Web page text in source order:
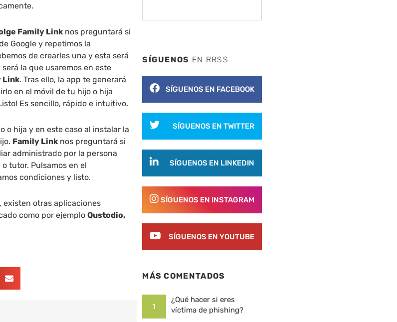
Family Link nos preguntará si
Google y repetimos la
de crearles una y esta será
la que usaremos en este
Link. Tras ello, la app te generará
en el móvil de tu hijo o hija
Es sencillo, rápido e intuitivo.
o hija y en este caso al instalar la
Family Link nos preguntará si
administrado por la persona
tutor. Pulsamos en el
condiciones y listo.
, existen otras aplicaciones
como por ejemploQustodio,
SÍGUENOS EN RRSS
SÍGUENOS EN FACEBOOK
SÍGUENOS EN TWITTER
SÍGUENOS EN LINKEDIN
SÍGUENOS EN INSTAGRAM
SÍGUENOS EN YOUTUBE
MÁS COMENTADOS
1
¿Qué hacer si eres
víctima de phishing?